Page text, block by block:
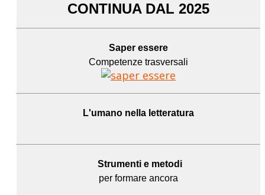
CONTINUA DAL 2025
Saper essere
Competenze trasversali
L'umano nella letteratura
Strumenti e metodi
per formare ancora